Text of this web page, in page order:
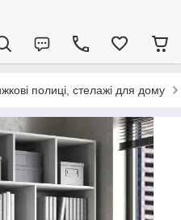
полиці, стелажі для дому